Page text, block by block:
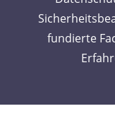
fundierte